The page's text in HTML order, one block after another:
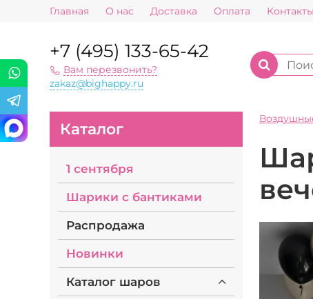
Главная О нас Доставка Оплата Контакты
+7 (495) 133-65-42
Вам перезвонить?
zakaz@bighappy.ru
Каталог
1 сентября
Шарики с бантиками
Распродажа
Новинки
Каталог шаров